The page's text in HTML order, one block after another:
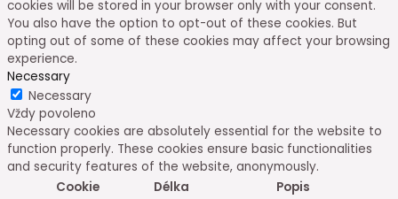
cookies will be stored in your browser only with your consent.
You also have the option to opt-out of these cookies. But
opting out of some of these cookies may affect your browsing
experience.
Necessary
Necessary
Vždy povoleno
Necessary cookies are absolutely essential for the website to
function properly. These cookies ensure basic functionalities
and security features of the website, anonymously.
Cookie
Délka Popis